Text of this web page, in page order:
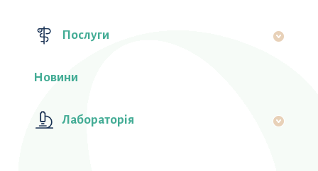
Послуги
Новини
Лабораторiя